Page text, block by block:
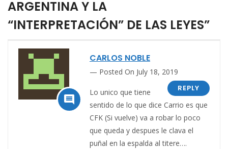
ARGENTINA Y LA
“INTERPRETACIÓN” DE LAS LEYES”

CARLOS NOBLE
Posted On July 18, 2019
REPLY
Lo unico que tiene
sentido de lo que dice Carrio es que
CFK (Si vuelve) va a robar lo poco
que queda y despues le clava el
puñal en la espalda al titere….